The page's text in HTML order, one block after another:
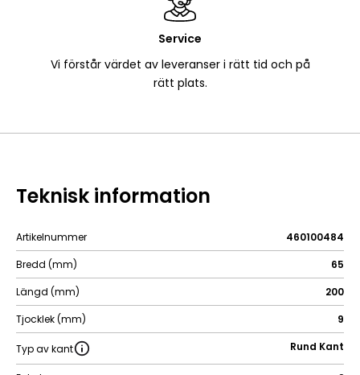
Service
Vi förstår värdet av leveranser i rätt tid och på
rätt plats.
Teknisk information
Artikelnummer
460100484
Bredd (mm)
65
Längd (mm)
200
Tjocklek (mm)
9
Typ av kant Rund Kant